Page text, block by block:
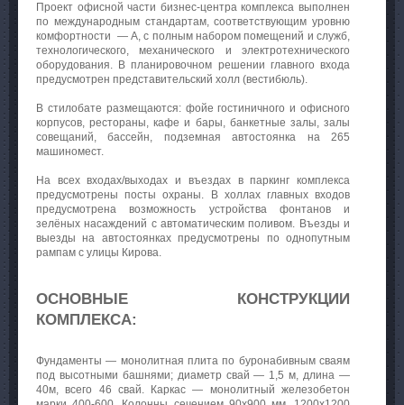
Проект офисной части бизнес-центра комплекса выполнен
по международным стандартам, соответствующим уровню
комфортности — А, с полным набором помещений и служб,
технологического, механического и электротехнического
оборудования. В планировочном решении главного входа
предусмотрен представительский холл (вестибюль).
В стилобате размещаются: фойе гостиничного и офисного
корпусов, рестораны, кафе и бары, банкетные залы, залы
совещаний, бассейн, подземная автостоянка на 265
машиномест.
На всех входах/выходах и въездах в паркинг комплекса
предусмотрены посты охраны. В холлах главных входов
предусмотрена возможность устройства фонтанов и
зелёных насаждений с автоматическим поливом. Въезды и
выезды на автостоянках предусмотрены по однопутным
рампам с улицы Кирова.
ОСНОВНЫЕ КОНСТРУКЦИИ
КОМПЛЕКСА:
Фундаменты — монолитная плита по буронабивным сваям
под высотными башнями; диаметр свай — 1,5 м, длина —
40м, всего 46 свай. Каркас — монолитный железобетон